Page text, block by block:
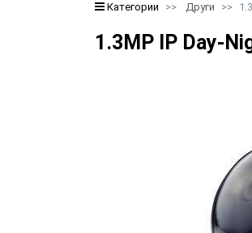
Категории Други
1.3MP IP Day-